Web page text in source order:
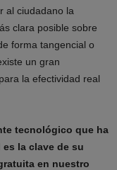
al ciudadano la
clara posible sobre
forma tangencial o
un gran
la efectividad real
tecnológico que ha
la clave de su
en nuestro